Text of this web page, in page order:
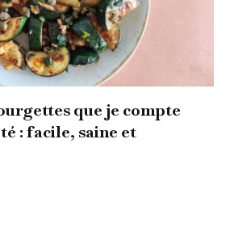
que je compte
: facile, saine et